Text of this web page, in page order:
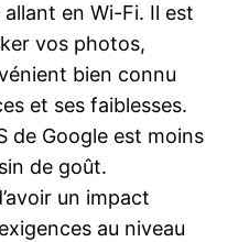
en Wi-Fi. Il est
vos photos,
bien connu
et ses faiblesses.
de Google est moins
de goût.
un impact
au niveau